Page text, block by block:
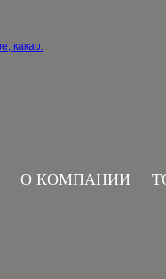
О КОМПАНИИ